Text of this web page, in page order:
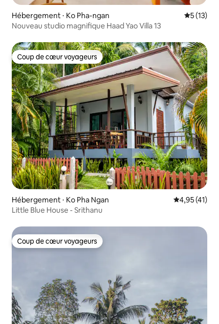
Hébergement ⋅ Ko Pha-ngan
5 (13)
Nouveau studio magnifique Haad Yao Villa 13
Coup de cœur voyageurs
Coup de cœur voyageurs
Hébergement ⋅ Ko Pha Ngan Évaluation
4,95 (41)
Little Blue House - Srithanu
Coup de cœur voyageurs
Coup de cœur voyageurs